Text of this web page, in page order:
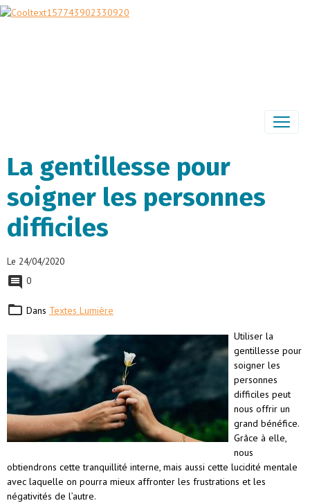
La gentillesse pour
soigner les personnes
difficiles
Le 24/04/2020
0
Dans Textes Lumière
Utiliser la
gentillesse pour
soigner les
personnes
difficiles peut
nous offrir un
grand bénéfice.
Grâce à elle,
nous
obtiendrons cette tranquillité interne, mais aussi cette lucidité mentale
avec laquelle on pourra mieux affronter les frustrations et les
négativités de l’autre.